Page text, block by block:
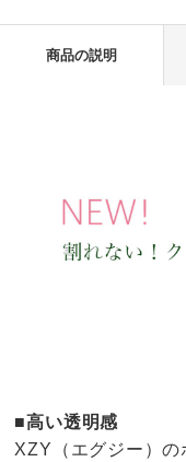
商品の説明
■高い透明感
XZY（エグジー）